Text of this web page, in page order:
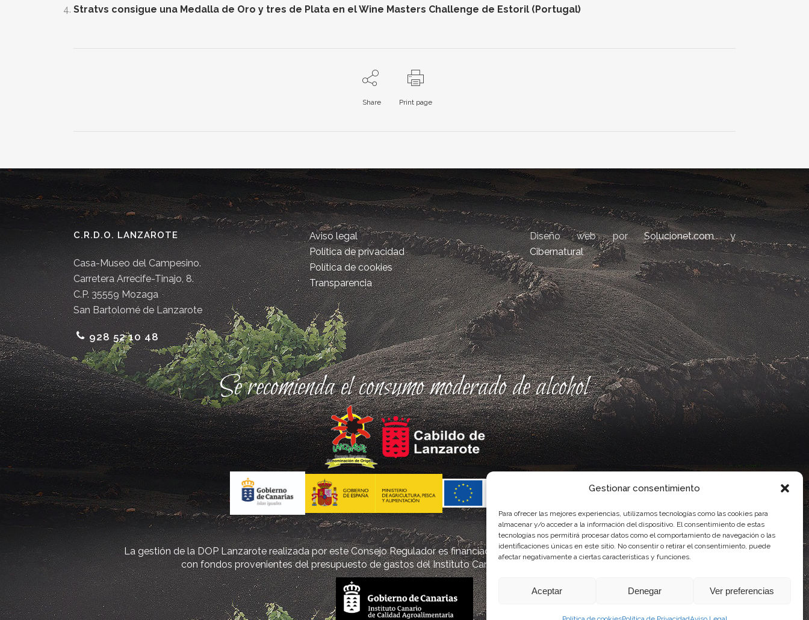
Gestionar consentimiento
Para ofrecer las mejores experiencias, utilizamos tecnologías como las cookies para
almacenar y/o acceder a la información del dispositivo. El consentimiento de estas
tecnologías nos permitirá procesar datos como el comportamiento de navegación o las
identificaciones únicas en este sitio. No consentir o retirar el consentimiento, puede
afectar negativamente a ciertas características y funciones.
Aceptar Denegar Ver preferencias
Stratvs consigue una Medalla de Oro y tres de Plata en el Wine Masters Challenge de Estoril (Portugal)
Share Print page
C.R.D.O. LANZAROTE
Casa-Museo del Campesino.
Carretera Arrecife-Tinajo, 8.
C.P. 35559 Mozaga
San Bartolomé de Lanzarote
928 52 10 48
Aviso legal
Política de privacidad
Política de cookies
Transparencia
Diseño web porSolucionet.comy
Cibernatural
Se recomienda el consumo moderado de alcohol
La gestión de la DOP Lanzarote realizada por este Consejo Regulador es financiada, parcialmente, por el Gobierno de Canarias
con fondos provenientes del presupuesto de gastos del Instituto Canario de Calidad Agroalimentaria